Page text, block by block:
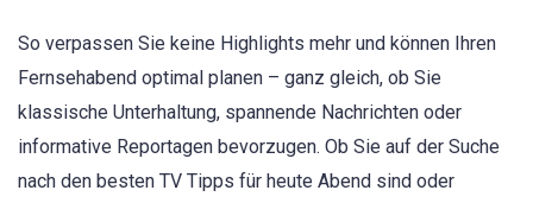
So verpassen Sie keine Highlights mehr und können Ihren
Fernsehabend optimal planen – ganz gleich, ob Sie
klassische Unterhaltung, spannende Nachrichten oder
informative Reportagen bevorzugen. Ob Sie auf der Suche
nach den besten TV Tipps für heute Abend sind oder